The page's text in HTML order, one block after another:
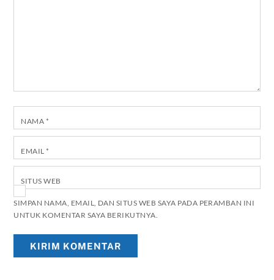
NAMA *
EMAIL *
SITUS WEB
SIMPAN NAMA, EMAIL, DAN SITUS WEB SAYA PADA PERAMBAN INI
UNTUK KOMENTAR SAYA BERIKUTNYA.